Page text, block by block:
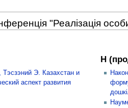
"Реалізація
Э. Казахстан и
аспект развития
Н